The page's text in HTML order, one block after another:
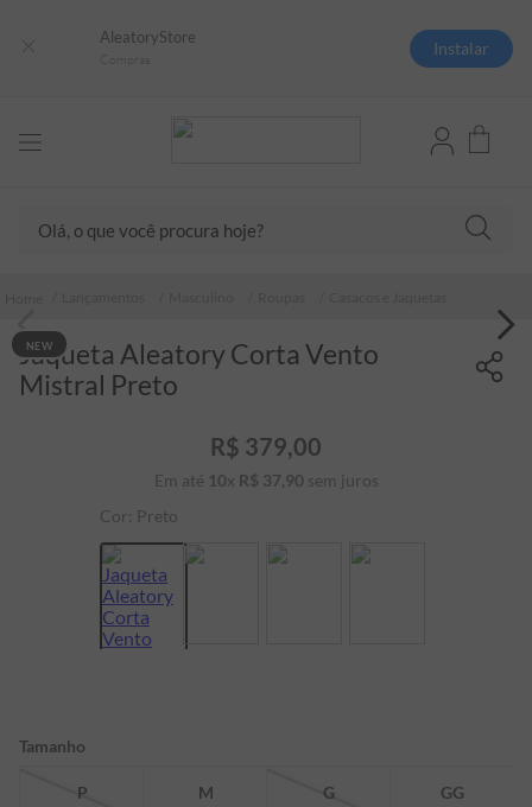
AleatoryStore
Instalar
NEW
Jaqueta Aleatory Corta Vento
Mistral Preto
R$ 379,00
Em até 10x R$ 37,90 sem juros
Cor: Preto
Tamanho
P M G GG
2º
camiseta listrada
4º
camiseta
5º
pima
7º
bermuda